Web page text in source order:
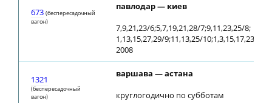
673 (беспересадочный
вагон)
павлодар — киев
7,9,21,23/6;5,7,19,21,28/7;9,11,23,25/8;
1,13,15,27,29/9;11,13,25/10;1,3,15,17,23/
2008
1321
(беспересадочный
вагон)
варшава — астана
круглогодично по субботам